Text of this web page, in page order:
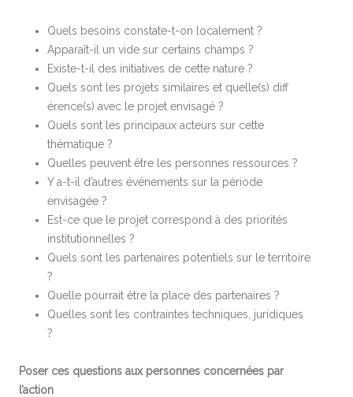
Quels besoins constate-t-on localement ?
Apparaît-il un vide sur certains champs ?
Existe-t-il des initiatives de cette nature ?
Quels sont les projets similaires et quelle(s) diff
érence(s) avec le projet envisagé ?
Quels sont les principaux acteurs sur cette
thématique ?
Quelles peuvent être les personnes ressources ?
Y a-t-il d’autres événements sur la période
envisagée ?
Est-ce que le projet correspond à des priorités
institutionnelles ?
Quels sont les partenaires potentiels sur le territoire
?
Quelle pourrait être la place des partenaires ?
Quelles sont les contraintes techniques, juridiques
?
Poser ces questions aux personnes concernées par
l’action